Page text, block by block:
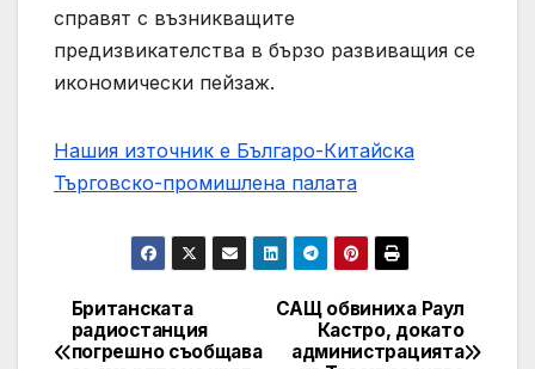
справят с възникващите
предизвикателства в бързо развиващия се
икономически пейзаж.
Нашия източник е Българо-Китайска
Търговско-промишлена палaта
Post
САЩ обвиниха Раул
Кастро, докато
администрацията
Британската
радиостанция
погрешно съобщава